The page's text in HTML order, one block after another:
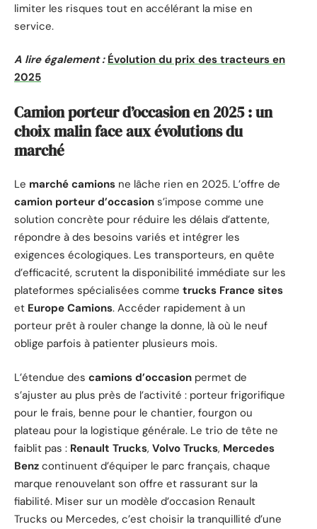
limiter les risques tout en accélérant la mise en
service.
A lire également : Évolution du prix des tracteurs en
2025
Camion porteur d’occasion en 2025 : un
choix malin face aux évolutions du
marché
Le marché camions ne lâche rien en 2025. L’offre de
camion porteur d’occasion s’impose comme une
solution concrète pour réduire les délais d’attente,
répondre à des besoins variés et intégrer les
exigences écologiques. Les transporteurs, en quête
d’efficacité, scrutent la disponibilité immédiate sur les
plateformes spécialisées comme trucks France sites
et Europe Camions. Accéder rapidement à un
porteur prêt à rouler change la donne, là où le neuf
oblige parfois à patienter plusieurs mois.
L’étendue des camions d’occasion permet de
s’ajuster au plus près de l’activité : porteur frigorifique
pour le frais, benne pour le chantier, fourgon ou
plateau pour la logistique générale. Le trio de tête ne
faiblit pas : Renault Trucks, Volvo Trucks, Mercedes
Benz continuent d’équiper le parc français, chaque
marque renouvelant son offre et rassurant sur la
fiabilité. Miser sur un modèle d’occasion Renault
Trucks ou Mercedes, c’est choisir la tranquillité d’une